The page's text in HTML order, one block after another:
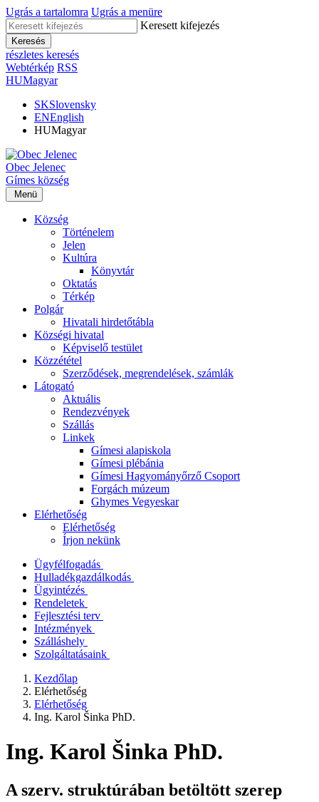
Ugrás a tartalomra Ugrás a menüre
Keresett kifejezés
Keresés
részletes keresés
Webtérkép RSS
HUMagyar
SKSlovensky
ENEnglish
HUMagyar
Obec Jelenec
Gímes község
Menü
Község
Történelem
Jelen
Kultúra
Könyvtár
Oktatás
Térkép
Polgár
Hivatali hirdetőtábla
Községi hivatal
Képviselő testület
Közzététel
Szerződések, megrendelések, számlák
Látogató
Aktuális
Rendezvények
Szállás
Linkek
Gímesi alapiskola
Gímesi plébánia
Gímesi Hagyományőrző Csoport
Forgách múzeum
Ghymes Vegyeskar
Elérhetőség
Elérhetőség
Írjon nekünk
Ügyfélfogadás
Hulladékgazdálkodás
Ügyintézés
Rendeletek
Fejlesztési terv
Intézmények
Szálláshely
Szolgáltatásaink
Kezdőlap
Elérhetőség
Elérhetőség
Ing. Karol Šinka PhD.
Ing. Karol Šinka PhD.
A szerv. struktúrában betöltött szerep